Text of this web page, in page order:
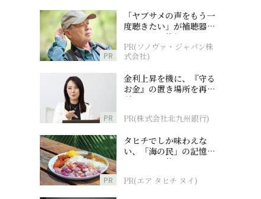
PR
「ヤブサメの声をもう一
度聴きたい」が補聴器チ
ャレンジの後押しに
PR(ソノヴァ・ジャパン株
式会社)
PR
金利上昇を機に、『守る
お金』の置き場所を再検
討
PR(株式会社北九州銀行)
PR
タヒチでしか味わえな
い、「海の民」の記憶へ
とつながる旅
PR(エア タヒチ ヌイ)